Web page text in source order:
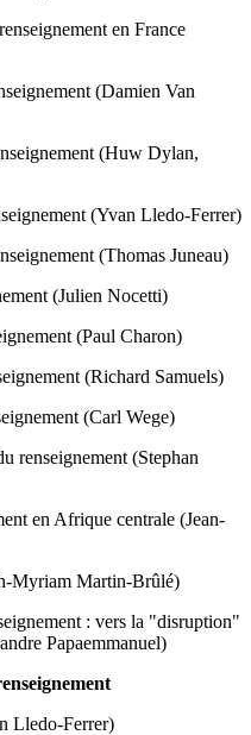
en France
(Damien Van
(Huw Dylan,
(Yvan Lledo-Ferrer)
(Thomas Juneau)
(Julien Nocetti)
(Paul Charon)
(Richard Samuels)
(Carl Wege)
renseignement (Stephan
en Afrique centrale (Jean-
Myriam Martin-Brûlé)
: vers la "disruption"
Papaemmanuel)
Lledo-Ferrer)